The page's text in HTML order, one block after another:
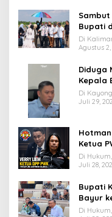
Bupati
Di
Agustus 2,
Diduga
Kepala
Di
Juli 29,
Ketua
Di
Juli 28,
Bupati
Bayur
Di